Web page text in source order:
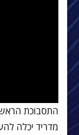
התסבוכת
מדריד יכלה